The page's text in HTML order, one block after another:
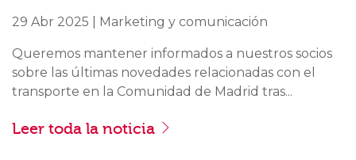
29 Abr 2025 | Marketing y comunicación
Queremos mantener informados a nuestros socios
sobre las últimas novedades relacionadas con el
transporte en la Comunidad de Madrid tras...
Leer toda la noticia